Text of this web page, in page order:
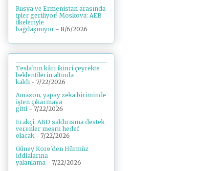
Rusya ve Ermenistan arasında
ipler geriliyor! Moskova: AEB
ilkeleriyle
bağdaşmıyor - 8/6/2026
Tesla'nın kârı ikinci çeyrekte
beklentilerin altında
kaldı - 7/22/2026
Amazon, yapay zeka biriminde
işten çıkarmaya
gitti - 7/22/2026
Erakçi: ABD saldırısına destek
verenler meşru hedef
olacak - 7/22/2026
Güney Kore'den Hürmüz
iddialarına
yalanlama - 7/22/2026